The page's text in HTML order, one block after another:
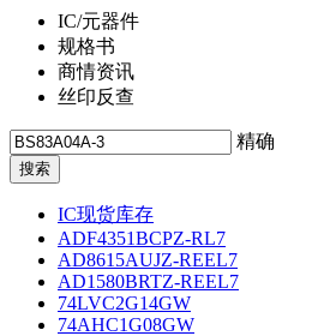
IC/元器件
规格书
商情资讯
丝印反查
精确
IC现货库存
ADF4351BCPZ-RL7
AD8615AUJZ-REEL7
AD1580BRTZ-REEL7
74LVC2G14GW
74AHC1G08GW